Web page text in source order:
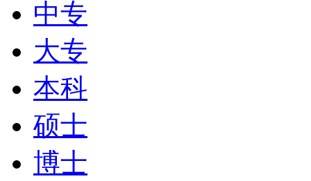
中专
大专
本科
硕士
博士